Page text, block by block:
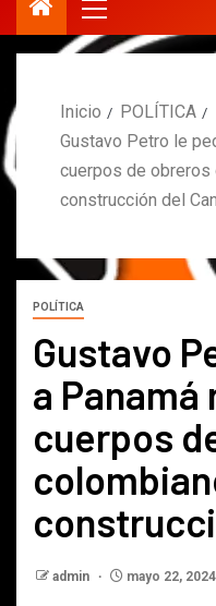
Inicio
POLÍTICA
Gustavo Petro le
cuerpos de obreros
construcción del
POLÍTICA
Gustavo
a
cuerpos
admin mayo 22, 2024